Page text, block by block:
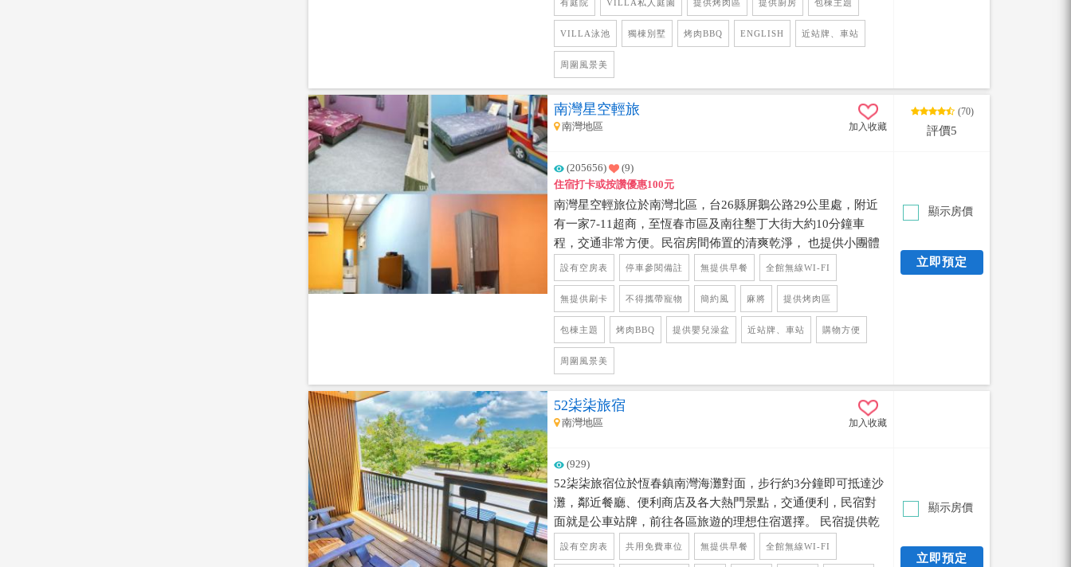
非常齊全，規劃專屬停車位、大戲水池、戶外庭院、烤肉區、
麻將、KTV、廚房、餐廳，客廳及客房，應有盡有的設施讓旅
客享受放鬆的假期。 夏天時還可以在庭院聽水池中青蛙唱歌，
晚上在花園仰望星空閃爍的星星，悠閒與朋友談天說地的度過
愉快的時光。
有庭院 VILLA私人庭園 提供烤肉區 提供廚房 包棟主題
VILLA泳池 獨棟別墅 烤肉BBQ ENGLISH 近站牌、車站
周圍風景美
南灣星空輕旅
南灣地區 加入收藏
(70)
評價5
(205656)
(9)
住宿打卡或按讚優惠100元
南灣星空輕旅位於南灣北區，台26縣屏鵝公路29公里處，附近
有一家7-11超商，至恆春市區及南往墾丁大街大約10分鐘車
程，交通非常方便。民宿房間佈置的清爽乾淨， 也提供小團體
包棟住宿，頂樓還有免費星空屋及2處景觀休閒平臺，外面可以
近觀龍鑾潭美麗的湖水，亦可遠眺西面關山日落的美景，民宿
後方既是馬鞍山丘可供欣賞，是一個溫馨而休閒的渡假選擇。
民宿內提供烤肉區，備有烤肉器具、清洗檯，也可幫忙代訂
BBQ。主人還有準備泡茶茶具、冰箱、麻將桌免費供房客使
用，讓你們度過一個悠閒的愜意之旅~
設有空房表 停車參閱備註 無提供早餐 全館無線WI-FI
無提供刷卡 不得攜帶寵物 簡約風 麻將 提供烤肉區
包棟主題 烤肉BBQ 提供嬰兒澡盆 近站牌、車站 購物方便
周圍風景美
顯示房價
立即預定
52柒柒旅宿
南灣地區 加入收藏
(929)
52柒柒旅宿位於恆春鎮南灣海灘對面，步行約3分鐘即可抵達沙
灘，鄰近餐廳、便利商店及各大熱門景點，交通便利，民宿對
面就是公車站牌，前往各區旅遊的理想住宿選擇。 民宿提供乾
淨舒適的住宿環境，採自助入住，讓旅客享有更自由、便利的
入住體驗，住宿前管家會告知入住流程，讓旅客前往墾丁時可
設有空房表 共用免費車位 無提供早餐 全館無線WI-FI
顯示房價
立即預定